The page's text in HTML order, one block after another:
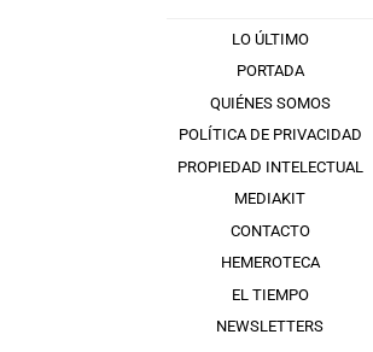
LO ÚLTIMO
PORTADA
QUIÉNES SOMOS
POLÍTICA DE PRIVACIDAD
PROPIEDAD INTELECTUAL
MEDIAKIT
CONTACTO
HEMEROTECA
EL TIEMPO
NEWSLETTERS